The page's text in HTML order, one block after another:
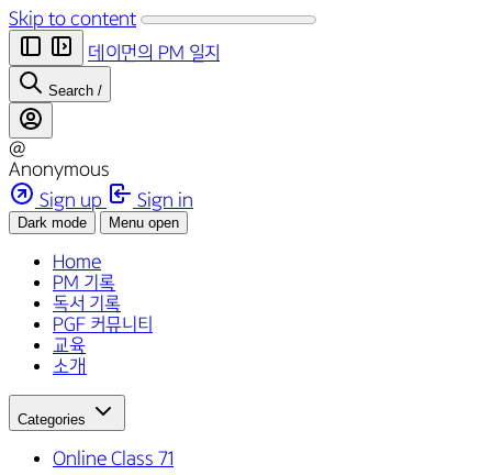
Skip to content
데이먼의 PM 일지
Search /
@
Anonymous
Sign up
Sign in
Dark mode Menu open
Home
PM 기록
독서 기록
PGF 커뮤니티
교육
소개
Categories
Online Class 71